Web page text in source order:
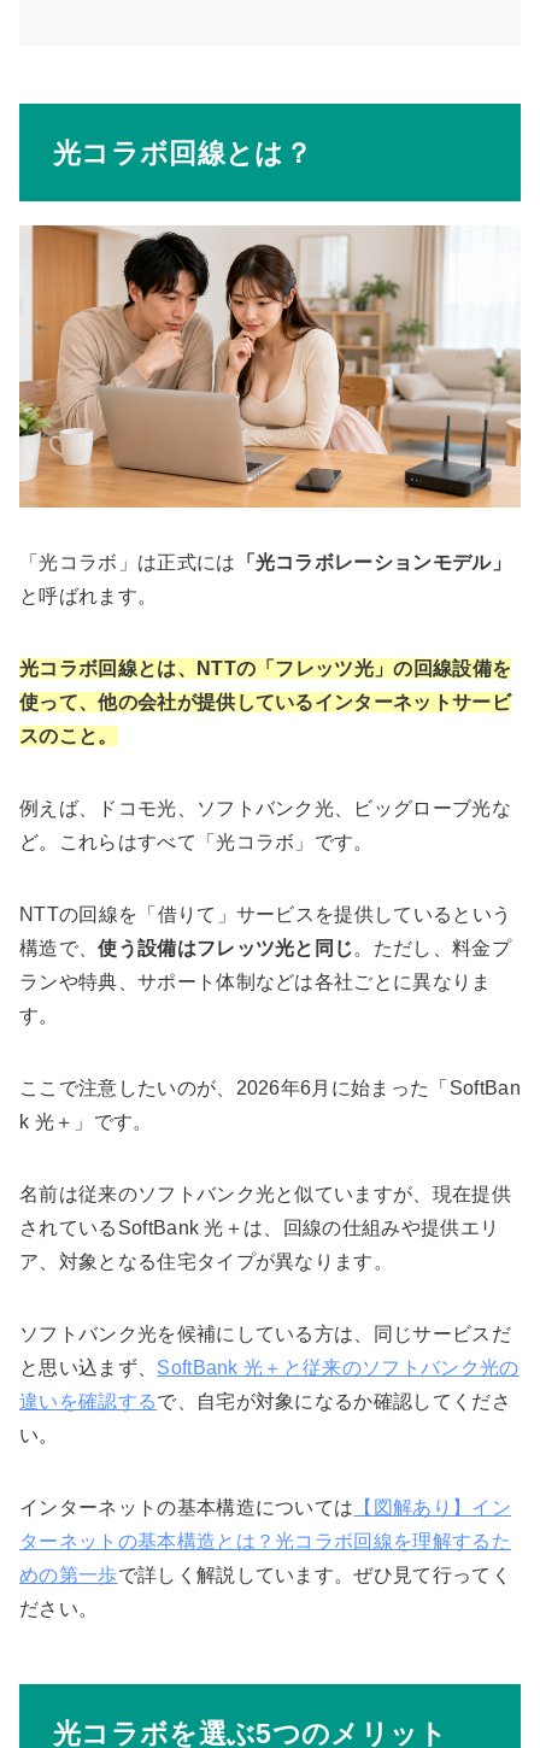
光コラボ回線とは？
「光コラボ」は正式には 「光コラボレーションモデル」
と呼ばれます。
光コラボ回線とは、NTTの「フレッツ光」の回線設備を
使って、他の会社が提供しているインターネットサービ
スのこと。
例えば、ドコモ光、ソフトバンク光、ビッグローブ光な
ど。これらはすべて「光コラボ」です。
NTTの回線を「借りて」サービスを提供しているという
構造で、使う設備はフレッツ光と同じ。ただし、料金プ
ランや特典、サポート体制などは各社ごとに異なりま
す。
ここで注意したいのが、2026年6月に始まった「SoftBan
k 光＋」です。
名前は従来のソフトバンク光と似ていますが、現在提供
されているSoftBank 光＋は、回線の仕組みや提供エリ
ア、対象となる住宅タイプが異なります。
ソフトバンク光を候補にしている方は、同じサービスだ
と思い込まず、 SoftBank 光＋と従来のソフトバンク光の
違いを確認するで、自宅が対象になるか確認してくださ
い。
インターネットの基本構造については 【図解あり】イン
ターネットの基本構造とは？光コラボ回線を理解するた
めの第一歩で詳しく解説しています。ぜひ見て行ってく
ださい。
光コラボを選ぶ5つのメリット